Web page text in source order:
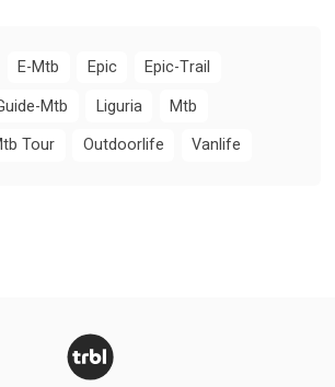
E-Mtb Epic
Epic-Trail
Mtb Liguria
Mtb
Tour Outdoorlife Vanlife